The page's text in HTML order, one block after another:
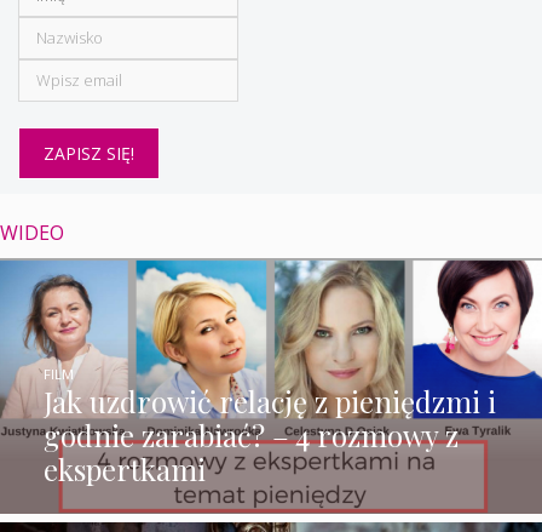
WIDEO
Jak uzdrowić relację z pieniędzmi i
godnie zarabiać? – 4 rozmowy z
ekspertkami
FILM